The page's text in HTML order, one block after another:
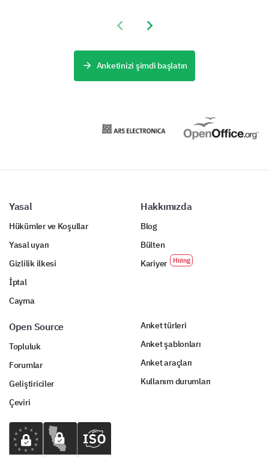
Previous slide
Next slide
Anketinizi şimdi başlatın
Yasal
Hükümler ve Koşullar
Yasal uyarı
Gizlilik ilkesi
İptal
Cayma
Hakkımızda
Blog
Bülten
Kariyer
Open Source
Topluluk
Forumlar
Geliştiriciler
Çeviri
Anket türleri
Anket şablonları
Anket araçları
Kullanım durumları